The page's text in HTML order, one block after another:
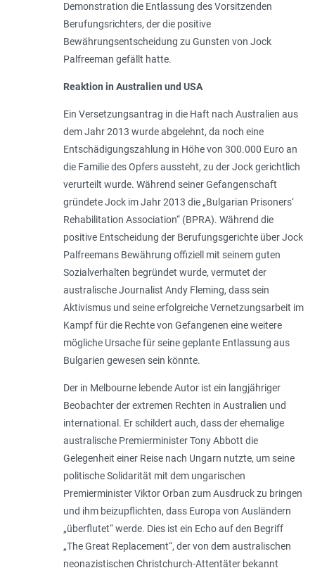
Demonstration die Entlassung des Vorsitzenden
Berufungsrichters, der die positive
Bewährungsentscheidung zu Gunsten von Jock
Palfreeman gefällt hatte.
Reaktion in Australien und USA
Ein Versetzungsantrag in die Haft nach Australien aus
dem Jahr 2013 wurde abgelehnt, da noch eine
Entschädigungszahlung in Höhe von 300.000 Euro an
die Familie des Opfers aussteht, zu der Jock gerichtlich
verurteilt wurde. Während seiner Gefangenschaft
gründete Jock im Jahr 2013 die „Bulgarian Prisoners‘
Rehabilitation Association“ (BPRA). Während die
positive Entscheidung der Berufungsgerichte über Jock
Palfreemans Bewährung offiziell mit seinem guten
Sozialverhalten begründet wurde, vermutet der
australische Journalist Andy Fleming, dass sein
Aktivismus und seine erfolgreiche Vernetzungsarbeit im
Kampf für die Rechte von Gefangenen eine weitere
mögliche Ursache für seine geplante Entlassung aus
Bulgarien gewesen sein könnte.
Der in Melbourne lebende Autor ist ein langjähriger
Beobachter der extremen Rechten in Australien und
international. Er schildert auch, dass der ehemalige
australische Premierminister Tony Abbott die
Gelegenheit einer Reise nach Ungarn nutzte, um seine
politische Solidarität mit dem ungarischen
Premierminister Viktor Orban zum Ausdruck zu bringen
und ihm beizupflichten, dass Europa von Ausländern
„überflutet“ werde. Dies ist ein Echo auf den Begriff
„The Great Replacement“, der von dem australischen
neonazistischen Christchurch-Attentäter bekannt